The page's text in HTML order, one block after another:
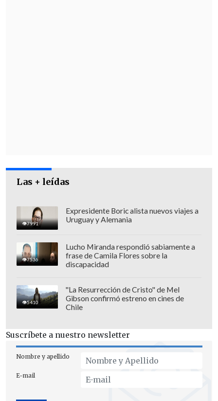
Las + leídas
7991
Expresidente Boric alista nuevos viajes a
Uruguay y Alemania
7536
Lucho Miranda respondió sabiamente a
frase de Camila Flores sobre la
discapacidad
5410
"La Resurrección de Cristo" de Mel
Gibson confirmó estreno en cines de
Chile
Suscríbete a nuestro newsletter
Nombre y apellido
E-mail